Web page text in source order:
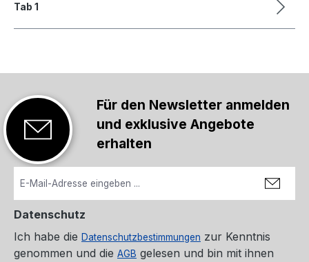
Tab 1
Für den Newsletter anmelden
und exklusive Angebote
erhalten
Datenschutz
Ich habe die Datenschutzbestimmungen zur Kenntnis
genommen und die AGB gelesen und bin mit ihnen